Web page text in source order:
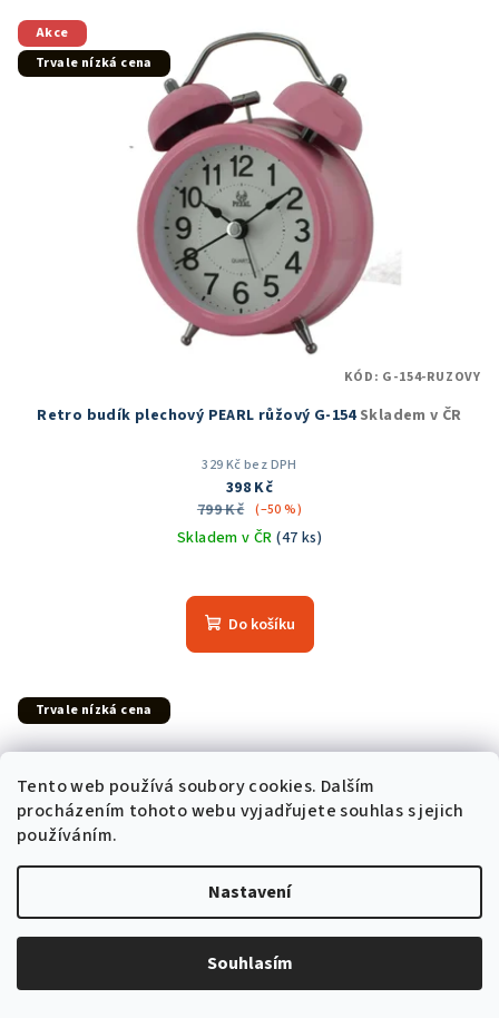
Tento web používá soubory cookies. Dalším
procházením tohoto webu vyjadřujete souhlas s jejich
používáním.
Nastavení
Souhlasím
5
hvězdiček.
Akce
Trvale nízká cena
Retro budík plechový PEARL růžový G-154Skladem v ČR
329 Kč bez DPH
398 Kč
799 Kč (–50 %)
Skladem v ČR(47 ks)
hodnocení
produktu
Do košíku
KÓD: G-154-RUZOVY
Trvale nízká cena